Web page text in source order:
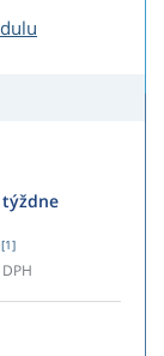
týždne
[1]